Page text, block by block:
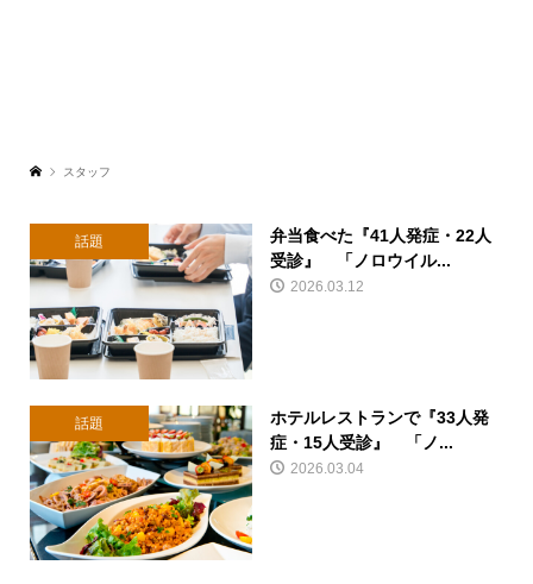
スタッフ
話題
弁当食べた『41人発症・22人
受診』 「ノロウイル...
2026.03.12
話題
ホテルレストランで『33人発
症・15人受診』 「ノ...
2026.03.04